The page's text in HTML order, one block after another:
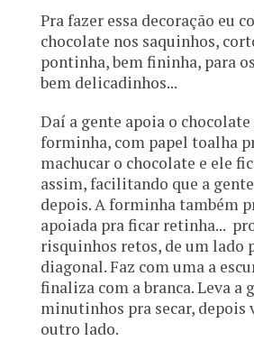
Pra fazer essa decoração eu
chocolate nos saquinhos,
pontinha, bem fininha, para
bem delicadinhos...
Daí a gente apoia o
forminha, com papel toalha
machucar o chocolate e ele
assim, facilitando que a
depois. A forminha também
apoiada pra ficar retinha...
risquinhos retos, de um lado
diagonal. Faz com uma a
finaliza com a branca. Leva a
minutinhos pra secar, depois
outro lado.